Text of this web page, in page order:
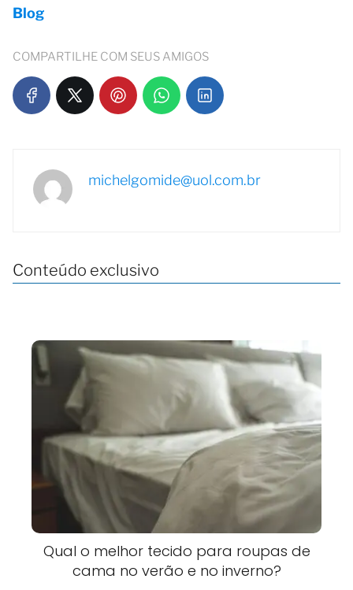
Blog
COMPARTILHE COM SEUS AMIGOS
michelgomide@uol.com.br
Conteúdo exclusivo
Qual o melhor tecido para roupas de
cama no verão e no inverno?